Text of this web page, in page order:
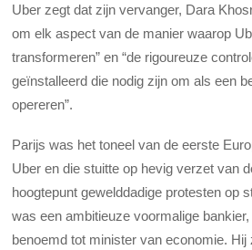
Uber zegt dat zijn vervanger, Dara
om elk aspect van de manier waarop
transformeren” en “de rigoureuze
geïnstalleerd die nodig zijn om als een
opereren”.
Parijs was het toneel van de eerste
Uber en die stuitte op hevig verzet van
hoogtepunt gewelddadige protesten op
was een ambitieuze voormalige
benoemd tot minister van economie.